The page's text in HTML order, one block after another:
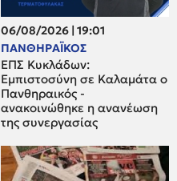
06/08/2026 | 19:01
ΠΑΝΘΗΡΑΪΚΟΣ
ΕΠΣ Κυκλάδων:
Εμπιστοσύνη σε Καλαμάτα ο
Πανθηραικός -
ανακοινώθηκε η ανανέωση
της συνεργασίας